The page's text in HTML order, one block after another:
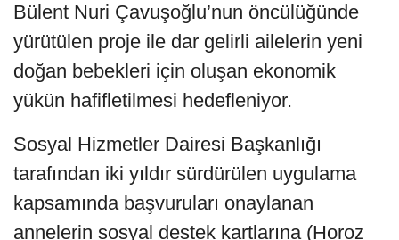
Bülent Nuri Çavuşoğlu’nun öncülüğünde
yürütülen proje ile dar gelirli ailelerin yeni
doğan bebekleri için oluşan ekonomik
yükün hafifletilmesi hedefleniyor.
Sosyal Hizmetler Dairesi Başkanlığı
tarafından iki yıldır sürdürülen uygulama
kapsamında başvuruları onaylanan
annelerin sosyal destek kartlarına (Horoz